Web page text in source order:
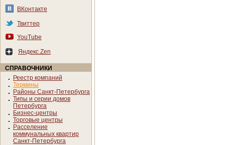
ВКонтакте
Твиттер
YouTube
Яндекс.Zen
СПРАВОЧНИКИ
Реестр компаний
Термины
Районы Санкт-Петербурга
Типы и серии домов
Петербурга
Бизнес-центры
Торговые центры
Расселение
коммунальных квартир
Санкт-Петербурга